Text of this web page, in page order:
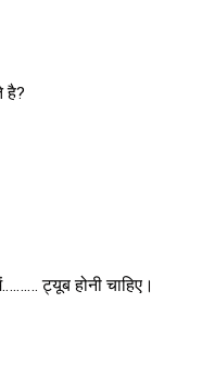
है?
ट्यूब होनी चाहिए।